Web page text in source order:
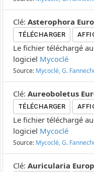
Clé: Asterophora
TÉLÉCHARGER
Le fichier téléchargé
logiciel Mycoclé
Source: Mycoclé, G.
Clé: Aureoboletus
TÉLÉCHARGER
Le fichier téléchargé
logiciel Mycoclé
Source: Mycoclé, G.
Clé: Auricularia